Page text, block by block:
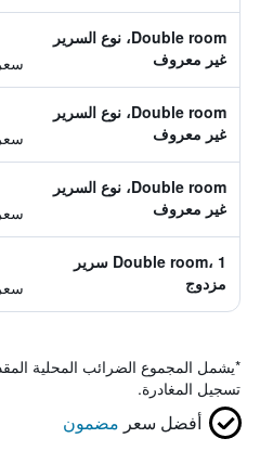
Double room، نوع السرير
غير معروف
Double room، نوع السرير
غير معروف
Double room، نوع السرير
غير معروف
Double room، 1 سرير
مزدوج
*يشمل المجموع الضرائب المحلية
تسجيل المغادرة.
أفضل سعر مضمون